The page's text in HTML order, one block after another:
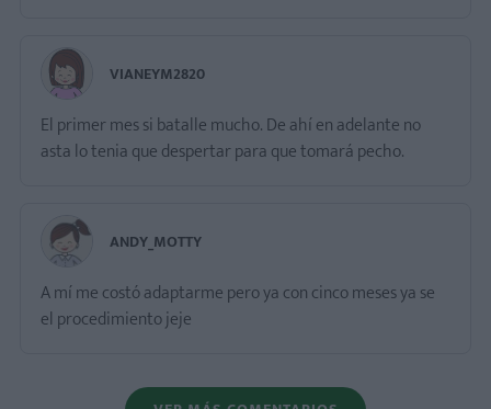
VIANEYM2820
El primer mes si batalle mucho. De ahí en adelante no
asta lo tenia que despertar para que tomará pecho.
ANDY_MOTTY
A mí me costó adaptarme pero ya con cinco meses ya se
el procedimiento jeje